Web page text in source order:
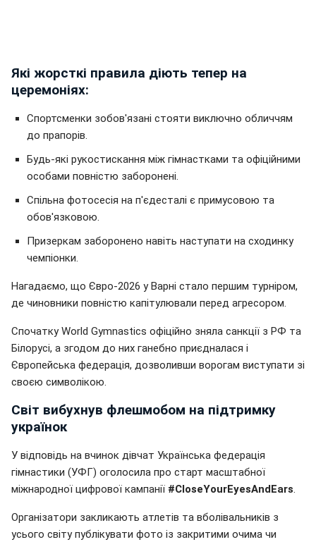
Які жорсткі правила діють тепер на
церемоніях:
Спортсменки зобов'язані стояти виключно обличчям
до прапорів.
Будь-які рукостискання між гімнастками та офіційними
особами повністю заборонені.
Спільна фотосесія на п'єдесталі є примусовою та
обов'язковою.
Призеркам заборонено навіть наступати на сходинку
чемпіонки.
Нагадаємо, що Євро-2026 у Варні стало першим турніром,
де чиновники повністю капітулювали перед агресором.
Спочатку World Gymnastics офіційно зняла санкції з РФ та
Білорусі, а згодом до них ганебно приєдналася і
Європейська федерація, дозволивши ворогам виступати зі
своєю символікою.
Світ вибухнув флешмобом на підтримку
українок
У відповідь на вчинок дівчат Українська федерація
гімнастики (УФГ) оголосила про старт масштабної
міжнародної цифрової кампанії #CloseYourEyesAndEars.
Організатори закликають атлетів та вболівальників з
усього світу публікувати фото із закритими очима чи